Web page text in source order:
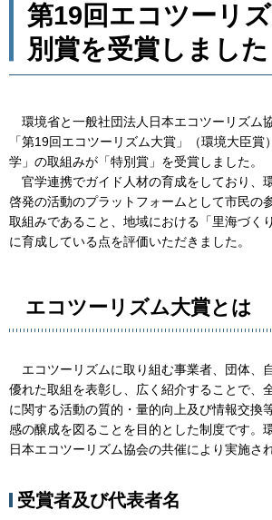
第19回エコツーリ
別賞を受賞しました
環境省と一般社団法人日本エコツーリズム
「第19回エコツーリズム大賞」（環境大臣
学」の取組みが「特別賞」を受賞しました。
官学連携でガイド人材の育成をしており、
啓発の活動のプラットフォームとして市民の
取組みであること、地域における「里海づく
に育成している点を評価いただきました。
エコツーリズム大賞とは
エコツーリズムに取り組む事業者、団体、
優れた取組を表彰し、広く紹介することで、
に関する活動の質的・量的向上及び情報交換
感の醸成を図ることを目的とした制度です。
日本エコツーリズム協会の共催により実施さ
受賞者及び代表者名